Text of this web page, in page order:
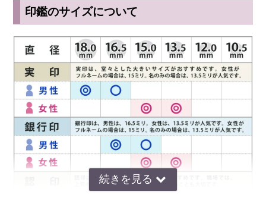
然材ですので商品写真と色や模様が違う場合がありますので、予めご
◆ お手入れ
側面は、オリーブオイルなどで磨くことで長持ちします。印面のお手
入れの際には、硬いもので強く擦ってしまうと傷んでしまいますの
で、柔らかい布か紙で拭ってください。朱肉の汚れがひどい場合は、
折り畳んだ柔らかい布か紙に油（サラダ油）をひたし、この上で繰り
返し印面をを軽く叩くようにすると古く固まっていた朱肉のかすやご
みを取り除くことができます。あとは、柔らかい布か紙で拭えば印面
のお掃除の完了です。
ウェットティッシュで拭くのは印面を保護する朱が剥がれてしまいま
印鑑のサイズについて